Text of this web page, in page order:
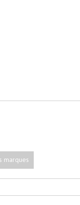
marques